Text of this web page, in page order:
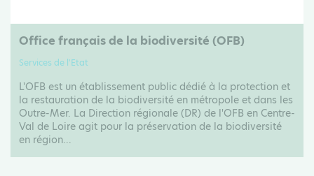
Office français de la biodiversité (OFB)
Services de l'Etat
L'OFB est un établissement public dédié à la protection et
la restauration de la biodiversité en métropole et dans les
Outre-Mer. La Direction régionale (DR) de l'OFB en Centre-
Val de Loire agit pour la préservation de la biodiversité
en région...